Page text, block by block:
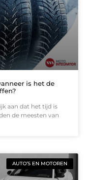
is het de
aan dat het tijd is
de meesten van
AUTO’S EN MOTOREN